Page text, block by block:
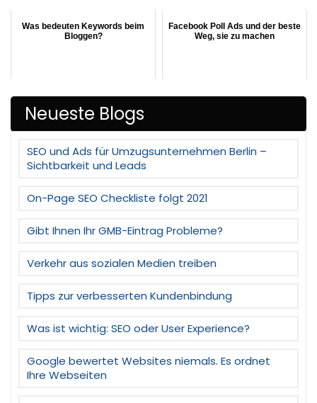
Was bedeuten Keywords beim
Bloggen?
Facebook Poll Ads und der beste
Weg, sie zu machen
Neueste Blogs
SEO und Ads für Umzugsunternehmen Berlin –
Sichtbarkeit und Leads
On-Page SEO Checkliste folgt 2021
Gibt Ihnen Ihr GMB-Eintrag Probleme?
Verkehr aus sozialen Medien treiben
Tipps zur verbesserten Kundenbindung
Was ist wichtig: SEO oder User Experience?
Google bewertet Websites niemals. Es ordnet
Ihre Webseiten